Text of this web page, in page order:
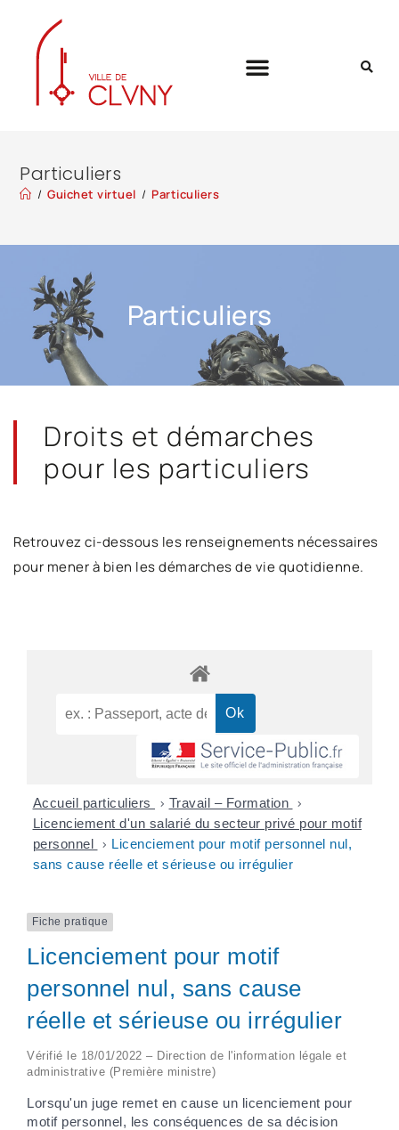
Particuliers
/ Guichet virtuel / Particuliers
Particuliers
Droits et démarches
pour les particuliers
Retrouvez ci-dessous les renseignements nécessaires
pour mener à bien les démarches de vie quotidienne.
Accueil particuliers > Travail – Formation >
Licenciement d'un salarié du secteur privé pour motif
personnel > Licenciement pour motif personnel nul,
sans cause réelle et sérieuse ou irrégulier
Fiche pratique
Licenciement pour motif
personnel nul, sans cause
réelle et sérieuse ou irrégulier
Vérifié le 18/01/2022 – Direction de l'information légale et
administrative (Première ministre)
Lorsqu'un juge remet en cause un licenciement pour
motif personnel, les conséquences de sa décision